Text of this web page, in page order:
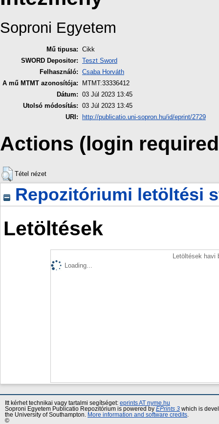
Soproni Egyetem
Mű tipusa: Cikk
SWORD Depositor: Teszt Sword
Felhasználó: Csaba Horváth
A mű MTMT azonosítója:
MTMT:33336412
Dátum: 03 Júl 2023 13:45
Utolsó módosítás: 03 Júl 2023 13:45
URI:
http://publicatio.uni-sopron.hu/id/eprint/2729
Actions (login
Tétel nézet
Repozitóriumi letöltési
Letöltések
Letöltések
Loading...
Itt kérhet technikai vagy tartalmi segítséget: eprints AT nyme.hu
Soproni Egyetem Publicatio Repozitórium is powered by EPrints 3 which is
the University of Southampton.
More information and software credits
©